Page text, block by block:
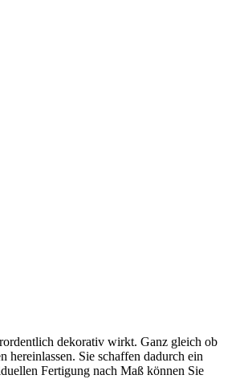
dekorativ wirkt. Ganz gleich ob
Sie schaffen dadurch ein
Fertigung nach Maß können Sie